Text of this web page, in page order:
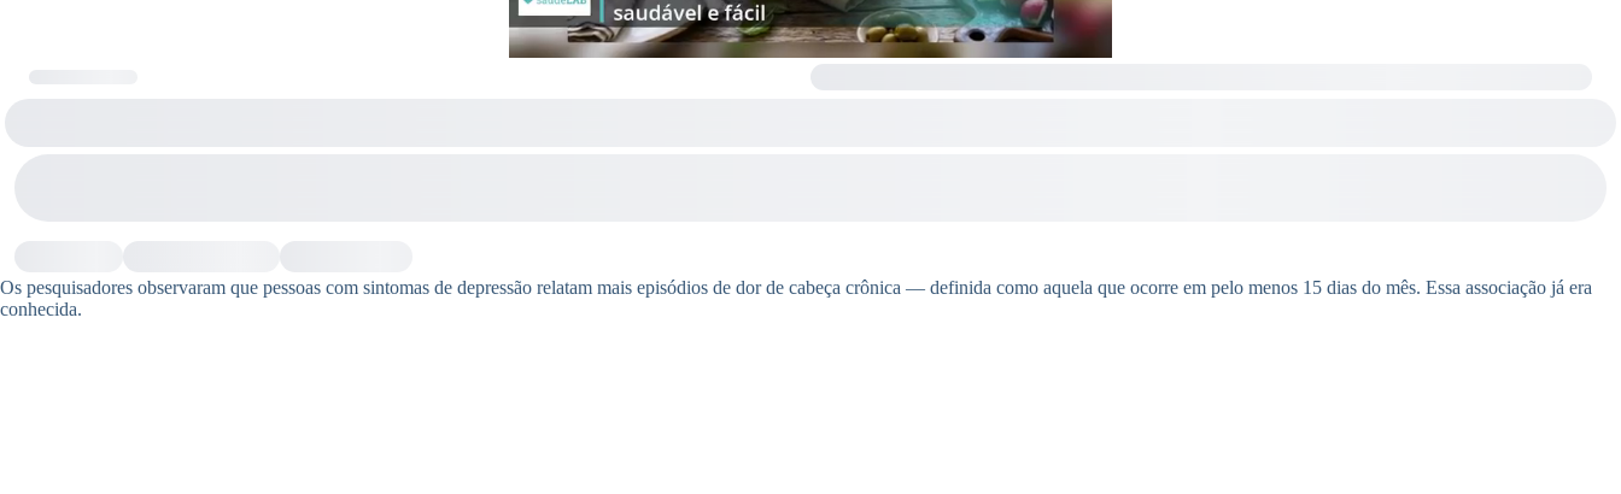
Os pesquisadores observaram que pessoas com sintomas de depressão relatam mais episódios de dor de cabeça crônica — definida como aquela que ocorre em pelo menos 15 dias do mês. Essa associação já era
conhecida.